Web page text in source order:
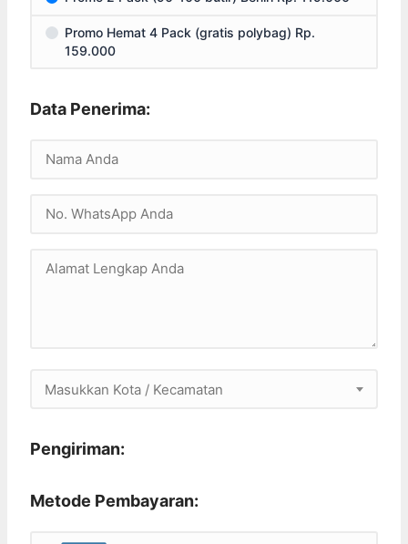
Promo Hemat 4 Pack (gratis polybag) Rp.
159.000
Data Penerima:
Masukkan Kota / Kecamatan
Pengiriman:
Metode Pembayaran: